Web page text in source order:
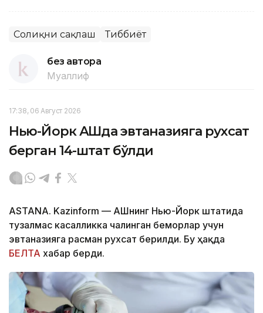
Соғлиқни сақлаш Тиббиёт
без автора
Муаллиф
17:38, 06 Август 2026
Нью-Йорк АҚШда эвтаназияга рухсат
берган 14-штат бўлди
ASTANA. Kazinform — АҚШнинг Нью-Йорк штатида
тузалмас касалликка чалинган беморлар учун
эвтаназияга расман рухсат берилди. Бу ҳақда
БЕЛТА хабар берди.